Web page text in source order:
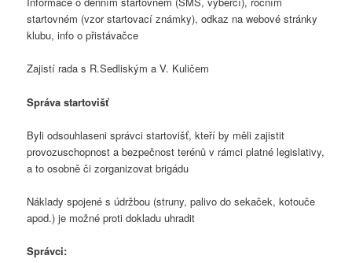
startovném (vzor startovací známky), odkaz na webové stránky
klubu, info o přistávačce
Zajistí rada s R.Sedliským a V. Kuličem
Správa startovišť
Byli odsouhlaseni správci startovišť, kteří by měli zajistit
provozuschopnost a bezpečnost terénů v rámci platné legislativy,
a to osobně či zorganizovat brigádu
Náklady spojené s údržbou (struny, palivo do sekaček, kotouče
apod.) je možné proti dokladu uhradit
Správci: